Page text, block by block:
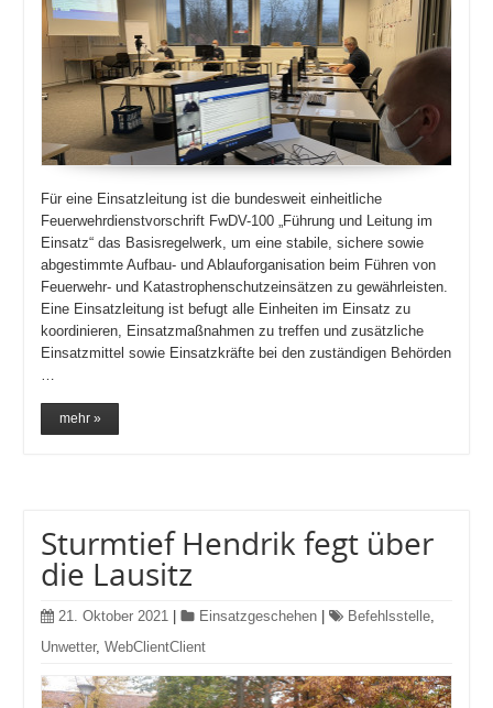
Für eine Einsatzleitung ist die bundesweit einheitliche
Feuerwehrdienstvorschrift FwDV-100 „Führung und Leitung im
Ein­satz“ das Basisregelwerk, um eine stabile, sichere sowie
abgestimmte Aufbau- und Ablauforganisation beim Führen von
Feuerwehr- und Katastrophenschutzeinsätzen zu gewährleisten.
Eine Einsatzleitung ist befugt alle Einheiten im Einsatz zu
koordinieren, Einsatzmaßnahmen zu treffen und zusätzliche
Einsatzmittel sowie Einsatzkräfte bei den zuständigen Behörden
…
mehr »
Sturmtief Hendrik fegt über
die Lausitz
21. Oktober 2021 | Einsatzgeschehen | Befehlsstelle
Unwetter,WebClientClient